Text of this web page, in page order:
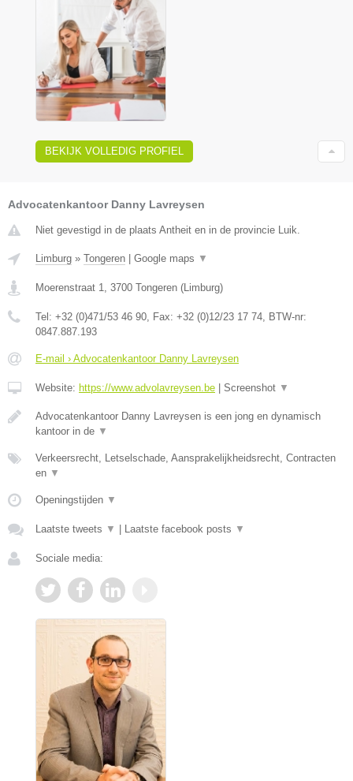
BEKIJK VOLLEDIG PROFIEL
Advocatenkantoor Danny Lavreysen
Niet gevestigd in de plaats Antheit en in de provincie Luik.
Limburg » Tongeren Google maps ▼
Moerenstraat 1 3700 Tongeren ( Limburg)
Tel: +32 (0)471/53 46 90 , Fax: +32 (0)12/23 17 74 , BTW-nr:
0847.887.193
E-mail › Advocatenkantoor Danny Lavreysen
Website: https://www.advolavreysen.be Screenshot ▼
Advocatenkantoor Danny Lavreysen is een jong en dynamisch
kantoor in de ▼
Verkeersrecht, Letselschade, Aansprakelijkheidsrecht, Contracten
en ▼
Openingstijden ▼
Laatste tweets ▼ Laatste facebook posts ▼
Sociale media: